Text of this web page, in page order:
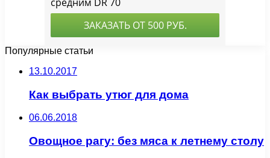
Популярные статьи
13.10.2017
Как выбрать утюг для дома
06.06.2018
Овощное рагу: без мяса к летнему столу